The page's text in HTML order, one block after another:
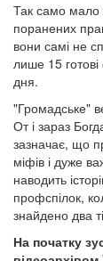
Так само мало
поранених
вони самі не
лише 15
дня.
"Громадське"
От і зараз
зазначає, що
міфів і дуже
наводить
профспілок,
знайдено два
На початку